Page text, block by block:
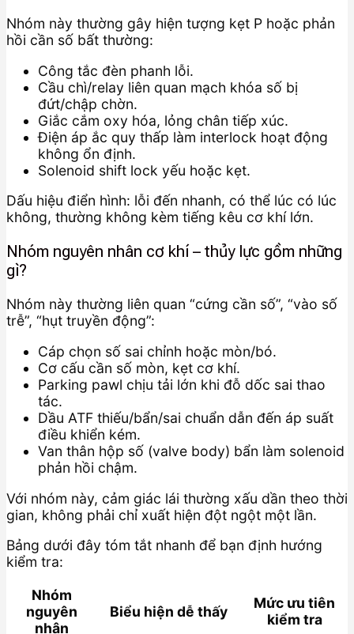
Nhóm này thường gây hiện tượng kẹt P hoặc phản
hồi cần số bất thường:
Công tắc đèn phanh lỗi.
Cầu chì/relay liên quan mạch khóa số bị
đứt/chập chờn.
Giắc cắm oxy hóa, lỏng chân tiếp xúc.
Điện áp ắc quy thấp làm interlock hoạt động
không ổn định.
Solenoid shift lock yếu hoặc kẹt.
Dấu hiệu điển hình: lỗi đến nhanh, có thể lúc có lúc
không, thường không kèm tiếng kêu cơ khí lớn.
Nhóm nguyên nhân cơ khí – thủy lực gồm những
gì?
Nhóm này thường liên quan “cứng cần số”, “vào số
trễ”, “hụt truyền động”:
Cáp chọn số sai chỉnh hoặc mòn/bó.
Cơ cấu cần số mòn, kẹt cơ khí.
Parking pawl chịu tải lớn khi đỗ dốc sai thao
tác.
Dầu ATF thiếu/bẩn/sai chuẩn dẫn đến áp suất
điều khiển kém.
Van thân hộp số (valve body) bẩn làm solenoid
phản hồi chậm.
Với nhóm này, cảm giác lái thường xấu dần theo thời
gian, không phải chỉ xuất hiện đột ngột một lần.
Bảng dưới đây tóm tắt nhanh để bạn định hướng
kiểm tra:
Nhóm
nguyên
nhân
Biểu hiện dễ thấy
Mức ưu tiên
kiểm tra